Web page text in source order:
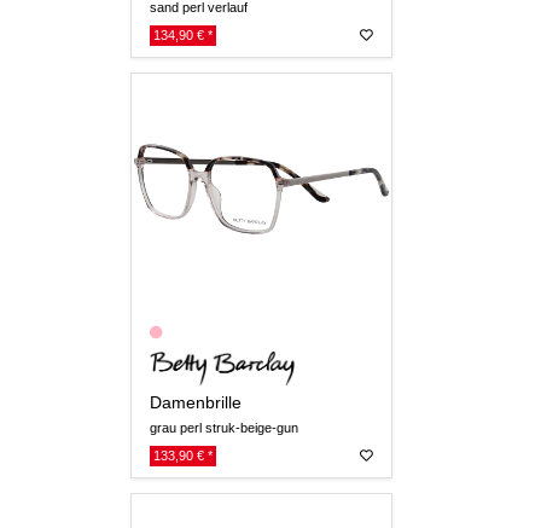
sand perl verlauf
134,90 € *
Damenbrille
grau perl struk-beige-gun
133,90 € *